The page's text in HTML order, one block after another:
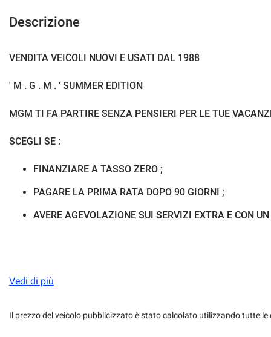
Monitoraggio pressione pneumatici
Schermo multifunzione interamente digitale Sedile posteriore
Sound system Specchietti
Descrizione
VENDITA VEICOLI NUOVI E USATI DAL 1988
' M . G . M . ' SUMMER EDITION
MGM TI FA PARTIRE SENZA PENSIERI PER LE TUE
SCEGLI SE :
FINANZIARE A TASSO ZERO ;
PAGARE LA PRIMA RATA DOPO 90 GIORNI ;
AVERE AGEVOLAZIONE SUI SERVIZI EXTRA E CON
Vedi di più
Il prezzo del veicolo pubblicizzato è stato calcolato utilizzando tutte